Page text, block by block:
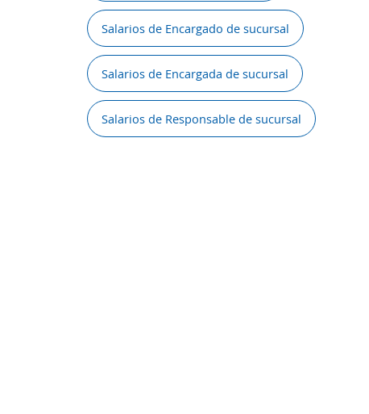
Salarios de Encargado de sucursal
Salarios de Encargada de sucursal
Salarios de Responsable de sucursal